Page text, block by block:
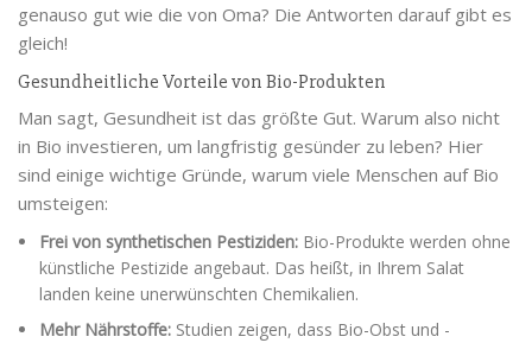
genauso gut wie die von Oma? Die Antworten darauf gibt es
gleich!
Gesundheitliche Vorteile von Bio-Produkten
Man sagt, Gesundheit ist das größte Gut. Warum also nicht
in Bio investieren, um langfristig gesünder zu leben? Hier
sind einige wichtige Gründe, warum viele Menschen auf Bio
umsteigen:
Frei von synthetischen Pestiziden: Bio-Produkte werden ohne
künstliche Pestizide angebaut. Das heißt, in Ihrem Salat
landen keine unerwünschten Chemikalien.
Mehr Nährstoffe: Studien zeigen, dass Bio-Obst und -